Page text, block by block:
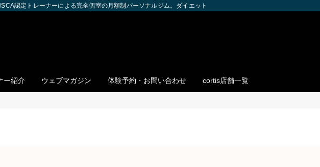
認定トレーナーによる完全個室の月額制パーソナルジム。ダイエット・ボディメイク・筋トレを個別サポー
ー紹介 ウェブマガジン 体験予約・お問い合わせ cortis店舗一覧